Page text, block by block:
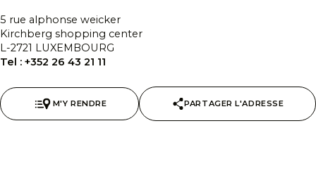
5 rue alphonse weicker
Kirchberg shopping center
L-2721 LUXEMBOURG
Tel : +352 26 43 21 11
M'Y RENDRE PARTAGER L'ADRESSE